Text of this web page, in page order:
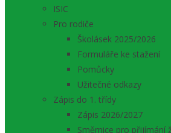
ISIC
Pro rodiče
Školásek 2025/2026
Formuláře ke stažení
Pomůcky
Užitečné odkazy
Zápis do 1. třídy
Zápis 2026/2027
Směrnice pro přijímání